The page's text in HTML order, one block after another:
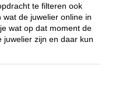
te filteren ook
de juwelier online in
wat op dat moment de
juwelier zijn en daar kun